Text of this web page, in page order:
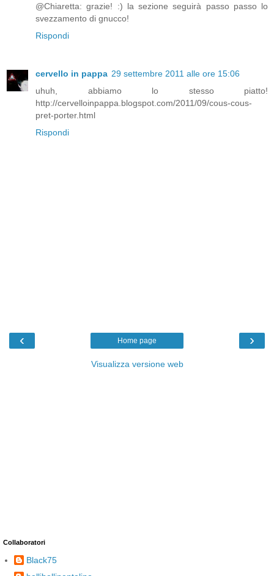
@Chiaretta: grazie! :) la sezione seguirà passo passo lo
svezzamento di gnucco!
Rispondi
cervello in pappa 29 settembre 2011 alle ore 15:06
uhuh, abbiamo lo stesso piatto!
http://cervelloinpappa.blogspot.com/2011/09/cous-cous-
pret-porter.html
Rispondi
‹ ›
Home page
Visualizza versione web
Collaboratori
Black75